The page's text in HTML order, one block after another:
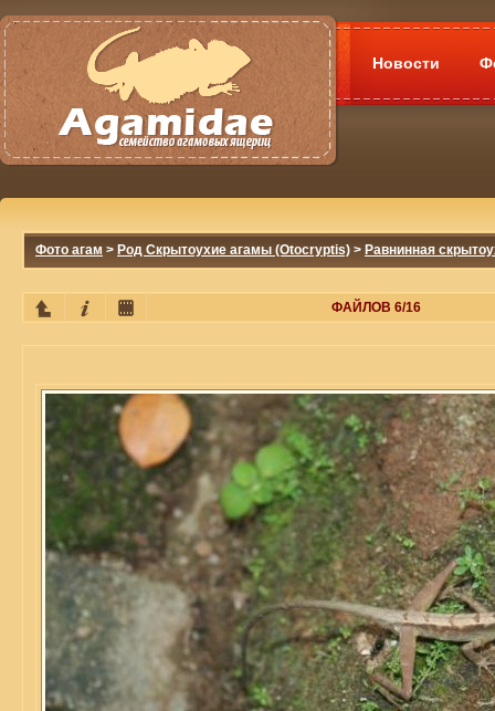
Новости
Фото агам > Род Скрытоухие агамы (Otocryptis) > Равнинная
ФАЙЛОВ 6/16